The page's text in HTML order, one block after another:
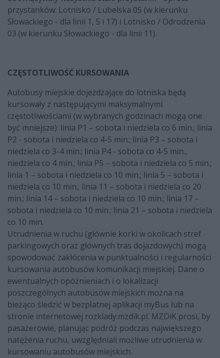
przystanków: Lotnisko / Lubelska 05 (w kierunku
Słowackiego - dla linii 1, 5 i 17) i Lotnisko / Odrodzenia
03 (w kierunku Słowackiego - dla linii 11).
CZĘSTOTLIWOŚĆ KURSOWANIA
Autobusy miejskie dojeżdżające do lotniska będą
kursowały z następującymi maksymalnymi
częstotliwościami (w wybranych godzinach mogą one
być mniejsze): linia P1 – sobota i niedziela co 6 min.; linia
P2 - sobota i niedziela co 4-5 min.; linia P3 – sobota i
niedziela co 3-4 min.; linia P4 - sobota co 4-5 min.,
niedziela co 4 min.; linia P5 – sobota i niedziela co 5 min.;
linia 1 – sobota i niedziela co 10 min.; linia 5 – sobota i
niedziela co 10 min.; linia 11 – sobota i niedziela co 20
min.; linia 14 – sobota i niedziela co 10 min.; linia 17 –
sobota i niedziela co 10 min.; linia 21 – sobota i niedziela
co 10 min.
Utrudnienia w ruchu (głównie korki w okolicach stref
parkingowych oraz głównych tras dojazdowych) mogą
spowodować zakłócenia w punktualności i regularności
kursowania autobusów komunikacji miejskiej. Dane o
ewentualnych opóźnieniach i o lokalizacji
poszczególnych autobusów miejskich można na
bieżąco śledzić w bezpłatnej aplikacji myBus lub na
stronie internetowej rozklady.mzdik.pl. MZDiK prosi, by
pasażerowie, planując podróż podczas największego
natężenia ruchu, uwzględniali możliwe utrudnienia w
kursowaniu autobusów miejskich.